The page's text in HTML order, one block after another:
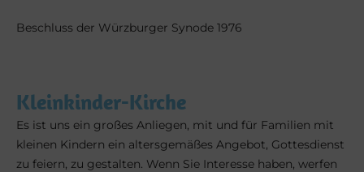
Beschluss der Würzburger Synode 1976
Kleinkinder-Kirche
Es ist uns ein großes Anliegen, mit und für Familien mit
kleinen Kindern ein altersgemäßes Angebot, Gottesdienst
zu feiern, zu gestalten. Wenn Sie Interesse haben, werfen